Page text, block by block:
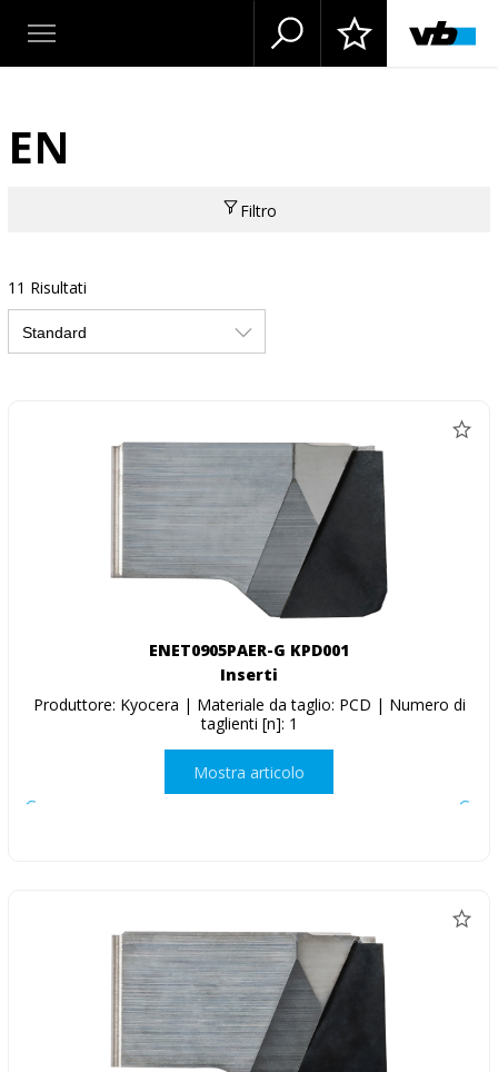
EN
Filtro
11 Risultati
ENET0905PAER-G KPD001
Inserti
Produttore: Kyocera | Materiale da taglio: PCD | Numero di
taglienti [n]: 1
Mostra articolo